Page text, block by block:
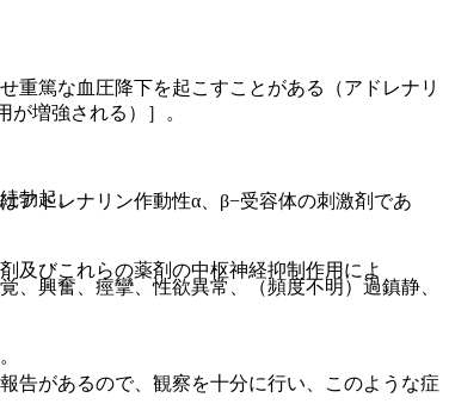
重篤な血圧降下を起こすことがある（アドレナリ
増強される）］。
アドレナリン作動性α、β−受容体の刺激剤であ
及びこれらの薬剤の中枢神経抑制作用によ
告があるので、観察を十分に行い、このような症
勃起。
興奮、痙攣、性欲異常、（頻度不明）過鎮静、